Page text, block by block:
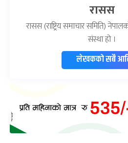
रासस
रासस (राष्ट्रिय समाचार समिति)
संस्था हो ।
लेखकको सबै